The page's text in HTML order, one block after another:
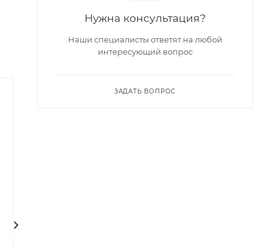
Нужна консультация?
Наши специалисты ответят на любой
интересующий вопрос
ЗАДАТЬ ВОПРОС